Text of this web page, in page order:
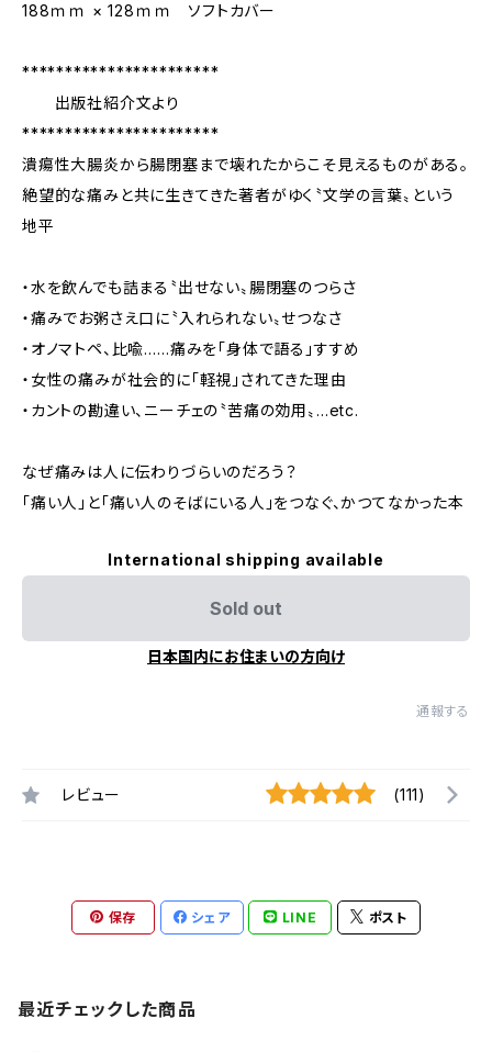
188ｍｍ × 128ｍｍ ソフトカバー
***********************
出版社紹介文より
***********************
潰瘍性大腸炎から腸閉塞まで――壊れたからこそ見えるものがある。
絶望的な痛みと共に生きてきた著者がゆく〝文学の言葉〟という
地平
・水を飲んでも詰まる〝出せない〟腸閉塞のつらさ
・痛みでお粥さえ口に〝入れられない〟せつなさ
・オノマトペ、比喩……痛みを「身体で語る」すすめ
・女性の痛みが社会的に「軽視」されてきた理由
・カントの勘違い、ニーチェの〝苦痛の効用〟…etc.
なぜ痛みは人に伝わりづらいのだろう？
「痛い人」と「痛い人のそばにいる人」をつなぐ、かつてなかった本
International shipping available
Sold out
日本国内にお住まいの方向け
通報する
レビュー (111)
保存 シェア LINE ポスト
最近チェックした商品